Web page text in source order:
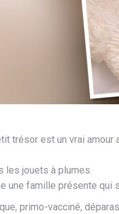
trésor est un vrai amour
les jouets à plumes.
une famille présente
primo-vacciné,